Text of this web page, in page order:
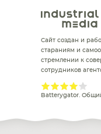
Сайт создан и
стараниям и
стремлении к
сотрудников
Batterygator.